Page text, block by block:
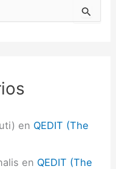
en QEDIT (The
en QEDIT (The